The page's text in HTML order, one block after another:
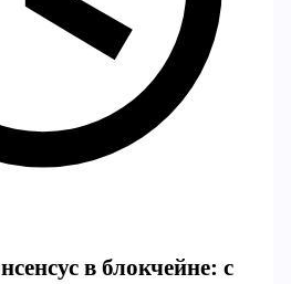
в блокчейне: с